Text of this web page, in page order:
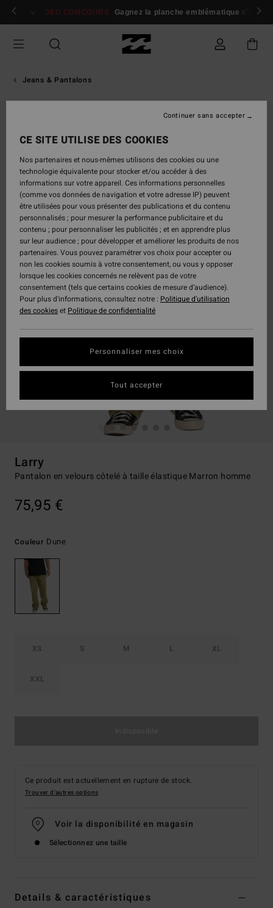
Passer
Se connecter / s'inscrire
JEU CONCOURS Gagnez la planche emblématique d'Andy
Jeans & Pantalons
Larry
Pantalon en velours côtelé à taille élastique Marron homme
75,95 €
Couleur Dune
XS S M L XL
XXL
Ce produit est actuellement en rupture de stock.
Trouver d'autres options
Voir la disponibilité en magasin
Sélectionnez une taille
Details & caractéristiques
CE SITE UTILISE DES COOKIES
Nos partenaires et nous-mêmes utilisons des cookies ou une
technologie équivalente pour stocker et/ou accéder à des
informations sur votre appareil. Ces informations personnelles
(comme vos données de navigation et votre adresse IP) peuvent
être utilisées pour vous présenter des publications et du contenu
personnalisés ; pour mesurer la performance publicitaire et du
contenu ; pour personnaliser les publicités ; et en apprendre plus
sur leur audience ; pour développer et améliorer les produits de nos
partenaires. Vous pouvez paramétrer vos choix pour accepter ou
non les cookies soumis à votre consentement, ou vous y opposer
lorsque les cookies concernés ne relèvent pas de votre
consentement (tels que certains cookies de mesure d’audience).
Pour plus d'informations, consultez notre : Politique d'utilisation
des cookieset Politique de confidentialité
Personnaliser mes choix
Continuer sans accepter
Tout accepter